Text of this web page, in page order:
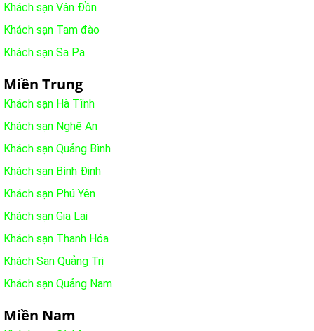
Khách sạn Vân Đồn
Khách sạn Tam đào
Khách sạn Sa Pa
Miền Trung
Khách sạn Hà Tĩnh
Khách sạn Nghệ An
Khách sạn Quảng Bình
Khách sạn Bình Định
Khách sạn Phú Yên
Khách sạn Gia Lai
Khách sạn Thanh Hóa
Khách Sạn Quảng Trị
Khách sạn Quảng Nam
Miền Nam